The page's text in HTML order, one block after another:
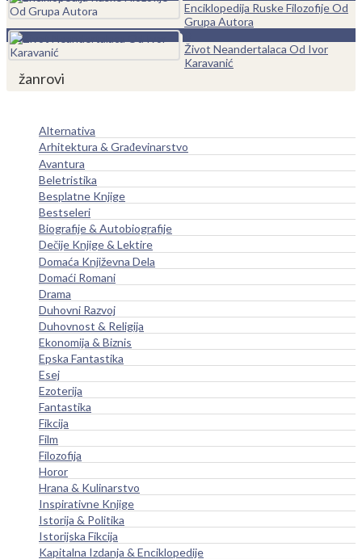
Enciklopedija Ruske Filozofije Od
Grupa Autora
Život Neandertalaca Od Ivor
Karavanić
žanrovi
Alternativa
Arhitektura & Građevinarstvo
Avantura
Beletristika
Besplatne Knjige
Bestseleri
Biografije & Autobiografije
Dečije Knjige & Lektire
Domaća Književna Dela
Domaći Romani
Drama
Duhovni Razvoj
Duhovnost & Religija
Ekonomija & Biznis
Epska Fantastika
Esej
Ezoterija
Fantastika
Fikcija
Film
Filozofija
Horor
Hrana & Kulinarstvo
Inspirativne Knjige
Istorija & Politika
Istorijska Fikcija
Kapitalna Izdanja & Enciklopedije